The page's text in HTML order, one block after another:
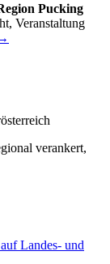
Pucking
Veranstaltung
verankert,
Landes- und